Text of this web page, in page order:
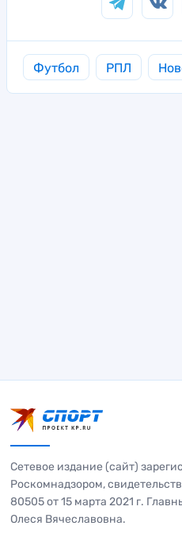
Футбол РПЛ
Сетевое издание (сайт)
Роскомнадзором,
80505 от 15 марта 2021 г.
Олеся Вячеславовна.